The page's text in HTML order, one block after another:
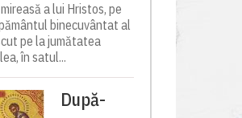
a lui Hristos, pe
binecuvântat al
pe la jumătatea
în satul...
După-